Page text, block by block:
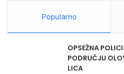
Popularno
OPSEŽNA
PODRUČJU
LICA